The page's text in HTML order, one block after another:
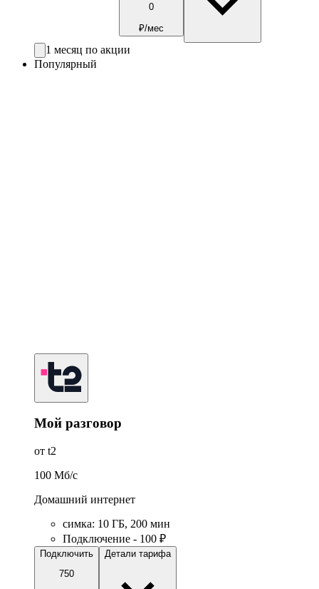
0
₽/мес
1 месяц по акции
Популярный
Мой разговор
от t2
100 Мб/c
Домашний интернет
симка: 10 ГБ, 200 мин
Подключение - 100 ₽
Подключить
750
Детали тарифа